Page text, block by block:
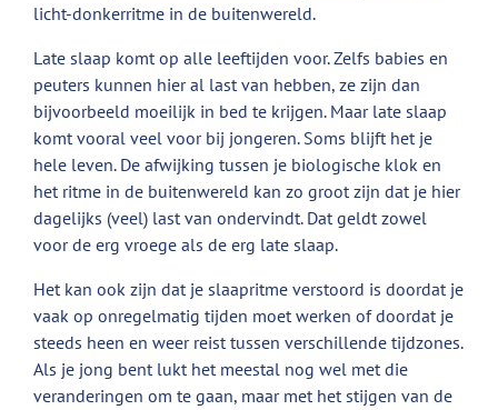
licht-donkerritme in de buitenwereld.
Late slaap komt op alle leeftijden voor. Zelfs babies en
peuters kunnen hier al last van hebben, ze zijn dan
bijvoorbeeld moeilijk in bed te krijgen. Maar late slaap
komt vooral veel voor bij jongeren. Soms blijft het je
hele leven. De afwijking tussen je biologische klok en
het ritme in de buitenwereld kan zo groot zijn dat je hier
dagelijks (veel) last van ondervindt. Dat geldt zowel
voor de erg vroege als de erg late slaap.
Het kan ook zijn dat je slaapritme verstoord is doordat je
vaak op onregelmatig tijden moet werken of doordat je
steeds heen en weer reist tussen verschillende tijdzones.
Als je jong bent lukt het meestal nog wel met die
veranderingen om te gaan, maar met het stijgen van de